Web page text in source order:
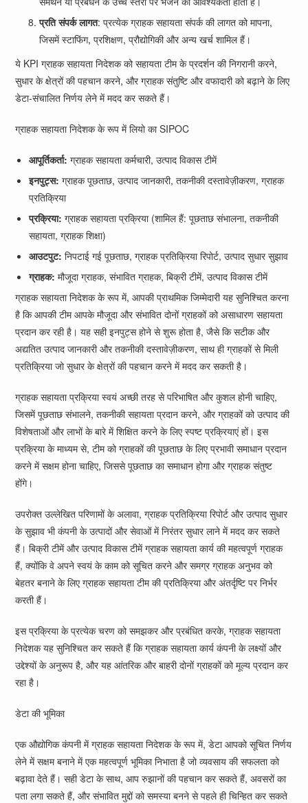
प्रति संपर्क लागत: प्रत्येक ग्राहक सहायता संपर्क की लागत को मापना,
जिसमें स्टाफिंग, प्रशिक्षण, प्रौद्योगिकी और अन्य खर्च शामिल हैं।
ये KPI ग्राहक सहायता निदेशक को सहायता टीम के प्रदर्शन की निगरानी करने,
सुधार के क्षेत्रों की पहचान करने, और ग्राहक संतुष्टि और वफादारी को बढ़ाने के लिए
डेटा-संचालित निर्णय लेने में मदद कर सकते हैं।
ग्राहक सहायता निदेशक के रूप में लियो का SIPOC
आपूर्तिकर्ता: ग्राहक सहायता कर्मचारी, उत्पाद विकास टीमें
इनपुट्स: ग्राहक पूछताछ, उत्पाद जानकारी, तकनीकी दस्तावेज़ीकरण, ग्राहक
प्रतिक्रिया
प्रक्रिया: ग्राहक सहायता प्रक्रिया (शामिल हैं: पूछताछ संभालना, तकनीकी
सहायता, ग्राहक शिक्षा)
आउटपुट: निपटाई गई पूछताछ, ग्राहक प्रतिक्रिया रिपोर्ट, उत्पाद सुधार सुझाव
ग्राहक: मौजूदा ग्राहक, संभावित ग्राहक, बिक्री टीमें, उत्पाद विकास टीमें
ग्राहक सहायता निदेशक के रूप में, आपकी प्राथमिक जिम्मेदारी यह सुनिश्चित करना
है कि आपकी टीम आपके मौजूदा और संभावित दोनों ग्राहकों को असाधारण सहायता
प्रदान कर रही है। यह सही इनपुट्स होने से शुरू होता है, जैसे कि सटीक और
अद्यतित उत्पाद जानकारी और तकनीकी दस्तावेज़ीकरण, साथ ही ग्राहकों से मिली
प्रतिक्रिया जो सुधार के क्षेत्रों की पहचान करने में मदद कर सकती है।
ग्राहक सहायता प्रक्रिया स्वयं अच्छी तरह से परिभाषित और कुशल होनी चाहिए,
जिसमें पूछताछ संभालने, तकनीकी सहायता प्रदान करने, और ग्राहकों को उत्पाद की
विशेषताओं और लाभों के बारे में शिक्षित करने के लिए स्पष्ट प्रक्रियाएं हों। इस
प्रक्रिया के माध्यम से, टीम को ग्राहकों की पूछताछ के लिए प्रभावी समाधान प्रदान
करने में सक्षम होना चाहिए, जिससे पूछताछ का समाधान होगा और ग्राहक संतुष्ट
होंगे।
उपरोक्त उल्लेखित परिणामों के अलावा, ग्राहक प्रतिक्रिया रिपोर्ट और उत्पाद सुधार
के सुझाव भी कंपनी के उत्पादों और सेवाओं में निरंतर सुधार लाने में मदद कर सकते
हैं। बिक्री टीमें और उत्पाद विकास टीमें ग्राहक सहायता कार्य की महत्वपूर्ण ग्राहक
हैं, क्योंकि वे अपने स्वयं के काम को सूचित करने और समग्र ग्राहक अनुभव को
बेहतर बनाने के लिए ग्राहक सहायता टीम की प्रतिक्रिया और अंतर्दृष्टि पर निर्भर
करती हैं।
इस प्रक्रिया के प्रत्येक चरण को समझकर और प्रबंधित करके, ग्राहक सहायता
निदेशक यह सुनिश्चित कर सकते हैं कि ग्राहक सहायता कार्य कंपनी के लक्ष्यों और
उद्देश्यों के अनुरूप है, और यह आंतरिक और बाहरी दोनों ग्राहकों को मूल्य प्रदान कर
रहा है।
डेटा की भूमिका
एक औद्योगिक कंपनी में ग्राहक सहायता निदेशक के रूप में, डेटा आपको सूचित निर्णय
लेने में सक्षम बनाने में एक महत्वपूर्ण भूमिका निभाता है जो व्यवसाय की सफलता को
बढ़ावा देते हैं। सही डेटा के साथ, आप रुझानों की पहचान कर सकते हैं, अवसरों का
पता लगा सकते हैं, और संभावित मुद्दों को समस्या बनने से पहले ही चिन्हित कर सकते